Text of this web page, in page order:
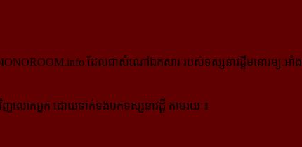
ដែលជាសំណៅឯកសារ របស់ទស្សនាវដ្ដីមនោរម្យ.អាំ
លោកអ្នក ដោយទាក់ទងមកទស្សនាវដ្ដី តាមរយៈ៖